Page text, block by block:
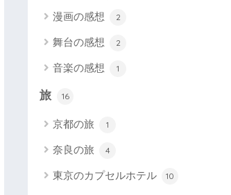
漫画の感想 2
舞台の感想 2
音楽の感想 1
旅 16
京都の旅 1
奈良の旅 4
東京のカプセルホテル 10